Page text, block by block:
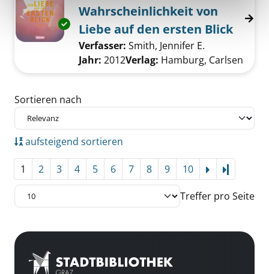
Exemplar-Details von Die statistische
Wahrscheinlichkeit von
Liebe auf den ersten Blick
Verfasser: Smith, Jennifer E.
Jahr: 2012Verlag: Hamburg, Carlsen
Zu den Suchfiltern springen
Sortieren nach
aufsteigend sortieren
1 2 3 4 5 6 7 8 9 10
Treffer pro Seite